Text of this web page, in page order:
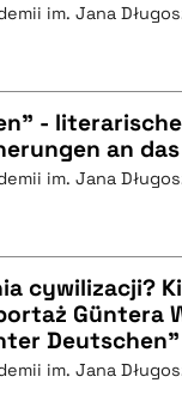
im. Jana
-
an
im. Jana
cywilizacji?
Güntera
Deutschen"
im. Jana